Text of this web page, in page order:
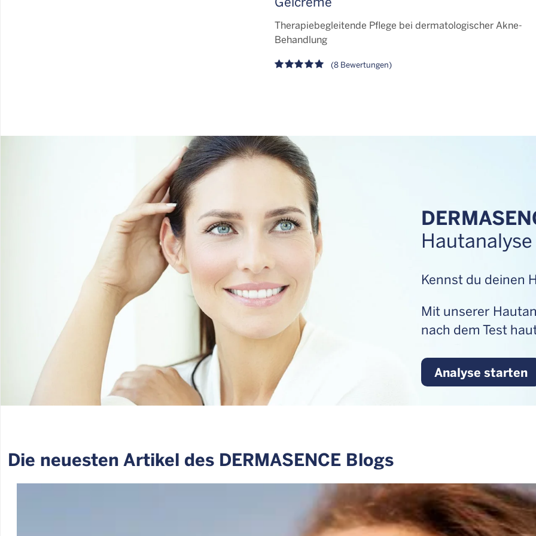
Therapiebegleitende Pflege bei dermatologischer Akne-
Behandlung
(8 Bewertungen)
Hautanalyse
Kennst du deinen
Mit unserer
nach dem Test
Analyse starten
Die neuesten Artikel des DERMASENCE Blogs